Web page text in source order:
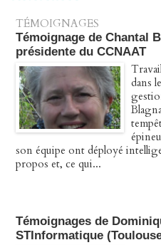
TÉMOIGNAGES
Témoignage de Chantal
présidente du CCNAAT
dans
son équipe ont déployé
propos et, ce qui...
Témoignages de
STInformatique